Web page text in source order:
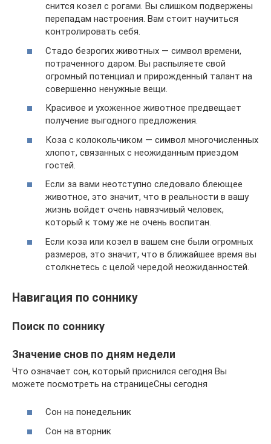
снится козел с рогами. Вы слишком подвержены
перепадам настроения. Вам стоит научиться
контролировать себя.
Стадо безрогих животных — символ времени,
потраченного даром. Вы распыляете свой
огромный потенциал и прирожденный талант на
совершенно ненужные вещи.
Красивое и ухоженное животное предвещает
получение выгодного предложения.
Коза с колокольчиком — символ многочисленных
хлопот, связанных с неожиданным приездом
гостей.
Если за вами неотступно следовало блеющее
животное, это значит, что в реальности в вашу
жизнь войдет очень навязчивый человек,
который к тому же не очень воспитан.
Если коза или козел в вашем сне были огромных
размеров, это значит, что в ближайшее время вы
столкнетесь с целой чередой неожиданностей.
Навигация по соннику
Поиск по соннику
Значение снов по дням недели
Что означает сон, который приснился сегодня Вы
можете посмотреть на страницеСны сегодня
Сон на понедельник
Сон на вторник